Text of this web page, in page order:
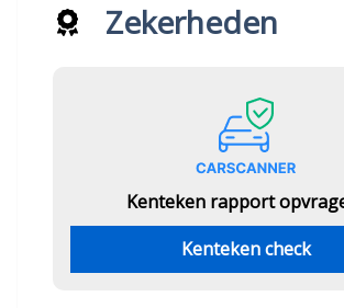
Zekerheden
Kenteken rapport
Kenteken check